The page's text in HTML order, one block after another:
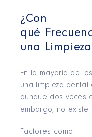
¿Con
qué
una
En la mayoría de
una limpieza
aunque dos veces
embargo, no existe
Factores como: